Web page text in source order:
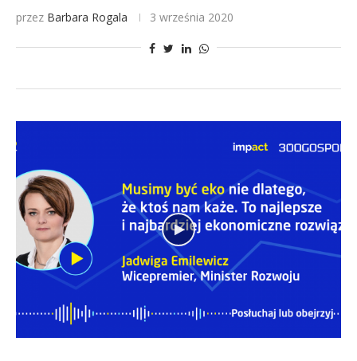
przez Barbara Rogala 3 września 2020